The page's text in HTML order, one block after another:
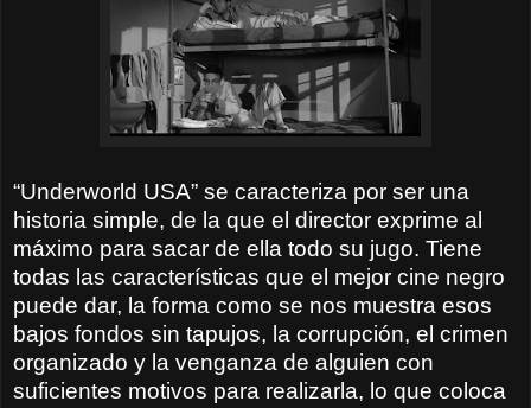
“Underworld USA” se caracteriza por ser una
historia simple, de la que el director exprime al
máximo para sacar de ella todo su jugo. Tiene
todas las características que el mejor cine negro
puede dar, la forma como se nos muestra esos
bajos fondos sin tapujos, la corrupción, el crimen
organizado y la venganza de alguien con
suficientes motivos para realizarla, lo que coloca